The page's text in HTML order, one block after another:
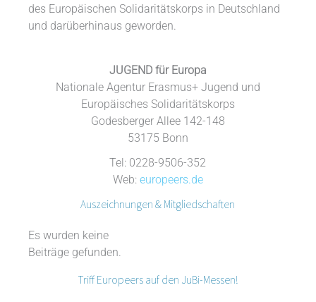
des Europäischen Solidaritätskorps in Deutschland
und darüberhinaus geworden.
JUGEND für Europa
Nationale Agentur Erasmus+ Jugend und
Europäisches Solidaritätskorps
Godesberger Allee 142-148
53175 Bonn
Tel: 0228-9506-352
Web: europeers.de
Auszeichnungen & Mitgliedschaften
Es wurden keine
Beiträge gefunden.
Triff Europeers auf den JuBi-Messen!